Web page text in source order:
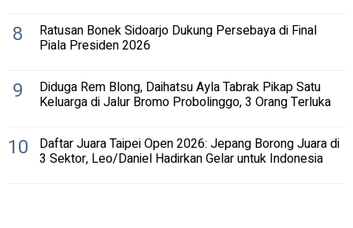
8 Ratusan Bonek Sidoarjo Dukung Persebaya di Final
Piala Presiden 2026
9 Diduga Rem Blong, Daihatsu Ayla Tabrak Pikap Satu
Keluarga di Jalur Bromo Probolinggo, 3 Orang Terluka
10 Daftar Juara Taipei Open 2026: Jepang Borong Juara di
3 Sektor, Leo/Daniel Hadirkan Gelar untuk Indonesia